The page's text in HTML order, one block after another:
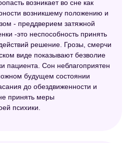
возникает во сне как
возникшему положению и
- преддверием затяжной
-это неспособность принять
решение. Грозы, смерчи
виде показывают безволие
пациента. Сон неблагоприятен
будущем состоянии
до обездвиженности и
принять меры
психики.